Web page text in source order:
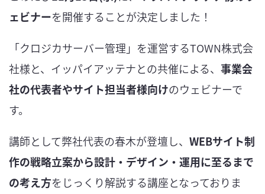
ェビナーを開催することが決定しました！
「クロジカサーバー管理」を運営するTOWN株式会
社様と、イッパイアッテナとの共催による、 事業会
社の代表者やサイト担当者様向けのウェビナーで
す。
講師として弊社代表の春木が登壇し、 WEBサイト制
作の戦略立案から設計・デザイン・運用に至るまで
の考え方をじっくり解説する講座となっておりま